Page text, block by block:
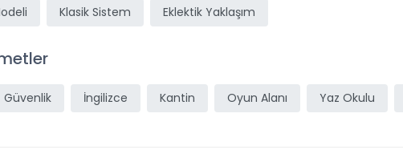
Klasik Sistem Eklektik Yaklaşım
Güvenlik İngilizce Kantin Oyun Alanı Yaz Okulu